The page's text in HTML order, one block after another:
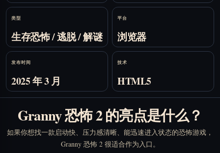
类型
生存恐怖 / 逃脱 / 解谜
平台
浏览器
发布时间
2025 年 3 月
技术
HTML5
Granny 恐怖 2 的亮点是什么？
如果你想找一款启动快、压力感清晰、能迅速进入状态的恐怖游戏，
Granny 恐怖 2 很适合作为入口。